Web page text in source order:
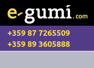
+359 87 7265509
+359 89 3605888